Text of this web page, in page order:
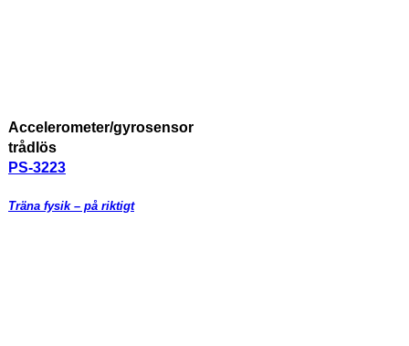
Accelerometer/gyrosensor
trådlös
PS-3223
Träna fysik – på riktigt